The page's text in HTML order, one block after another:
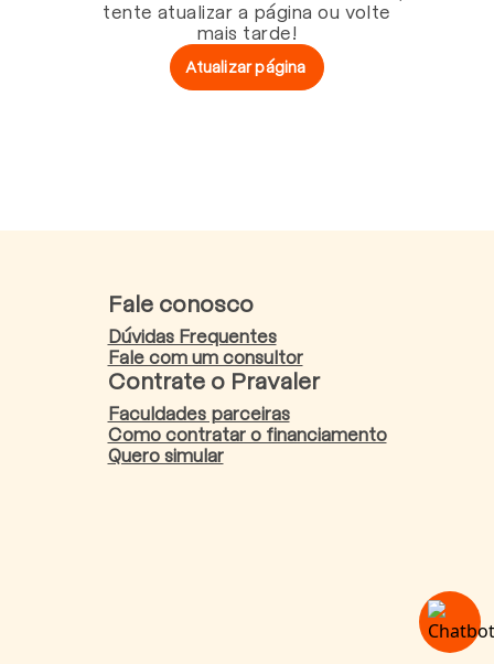
tente atualizar a página ou volte
mais tarde!
Atualizar página
Fale conosco
Dúvidas Frequentes
Fale com um consultor
Contrate o Pravaler
Faculdades parceiras
Como contratar o financiamento
Quero simular